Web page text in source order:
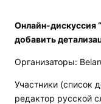
Онлайн-дискуссия
добавить
Организаторы:
Участники (список
редактор русской